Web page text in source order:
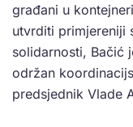
građani u
utvrditi primjereniji
solidarnosti, Bačić
održan
predsjednik Vlade